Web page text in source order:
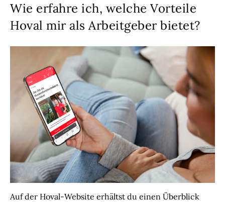
Wie erfahre ich, welche Vorteile
Hoval mir als Arbeitgeber bietet?
Auf der Hoval-Website erhältst du einen Überblick